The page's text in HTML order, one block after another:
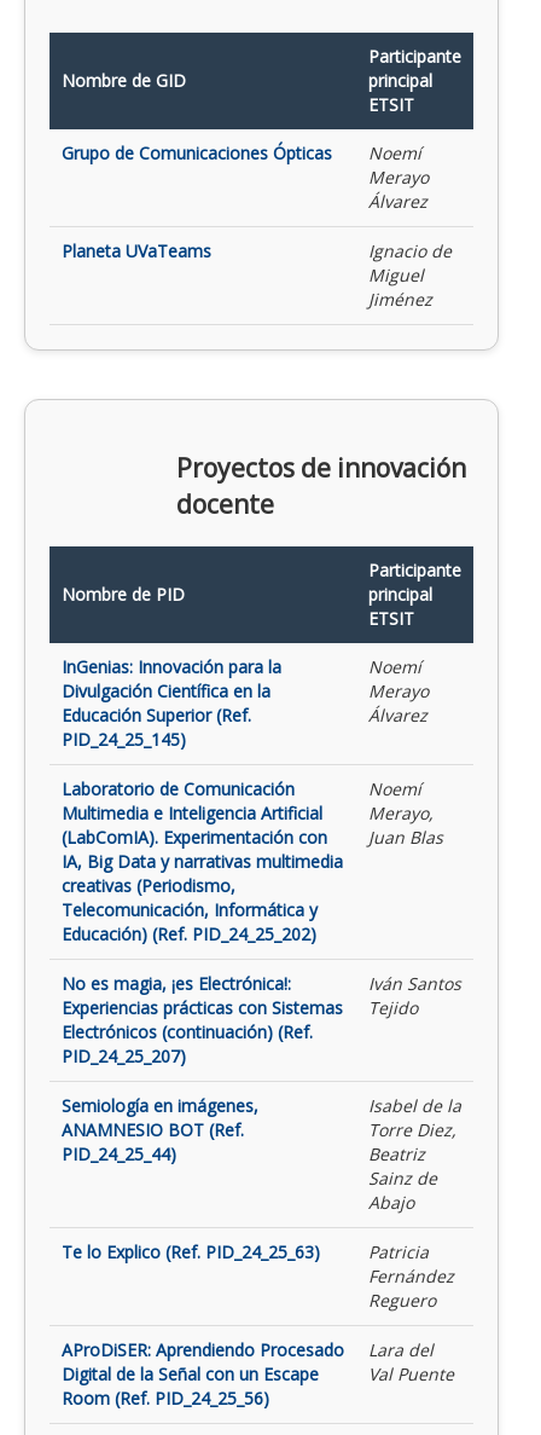
Nombre de GID
Participante
principal
ETSIT
Grupo de Comunicaciones Ópticas
Noemí
Merayo
Álvarez
Planeta UVaTeams
Ignacio de
Miguel
Jiménez
Proyectos de innovación
docente
Nombre de PID
Participante
principal
ETSIT
InGenias: Innovación para la
Divulgación Científica en la
Educación Superior (Ref.
PID_24_25_145)
Noemí
Merayo
Álvarez
Laboratorio de Comunicación
Multimedia e Inteligencia Artificial
(LabComIA). Experimentación con
IA, Big Data y narrativas multimedia
creativas (Periodismo,
Telecomunicación, Informática y
Educación) (Ref. PID_24_25_202)
Noemí
Merayo,
Juan Blas
No es magia, ¡es Electrónica!:
Experiencias prácticas con Sistemas
Electrónicos (continuación) (Ref.
PID_24_25_207)
Iván Santos
Tejido
Semiología en imágenes,
ANAMNESIO BOT (Ref.
PID_24_25_44)
Isabel de la
Torre Diez,
Beatriz
Sainz de
Abajo
Te lo Explico (Ref. PID_24_25_63)
Patricia
Fernández
Reguero
AProDiSER: Aprendiendo Procesado
Digital de la Señal con un Escape
Room (Ref. PID_24_25_56)
Lara del
Val Puente